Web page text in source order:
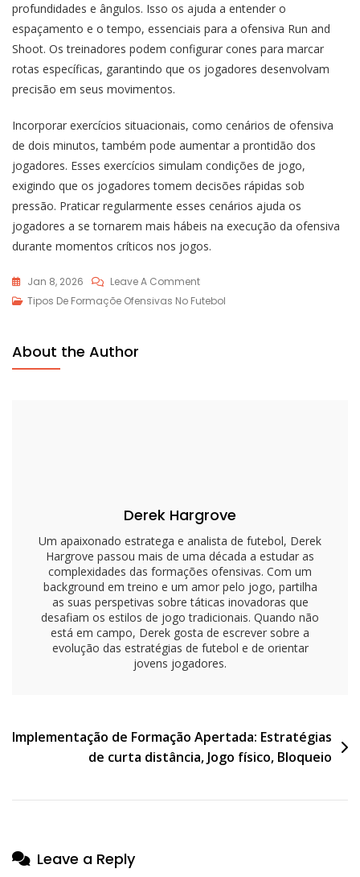
profundidades e ângulos. Isso os ajuda a entender o
espaçamento e o tempo, essenciais para a ofensiva Run and
Shoot. Os treinadores podem configurar cones para marcar
rotas específicas, garantindo que os jogadores desenvolvam
precisão em seus movimentos.
Incorporar exercícios situacionais, como cenários de ofensiva
de dois minutos, também pode aumentar a prontidão dos
jogadores. Esses exercícios simulam condições de jogo,
exigindo que os jogadores tomem decisões rápidas sob
pressão. Praticar regularmente esses cenários ajuda os
jogadores a se tornarem mais hábeis na execução da ofensiva
durante momentos críticos nos jogos.
Jan 8, 2026 Leave A CommentOn
Correr
Tipos De Formaçõe Ofensivas No Futebol
About the Author
Derek Hargrove
Um apaixonado estratega e analista de futebol, Derek
Hargrove passou mais de uma década a estudar as
complexidades das formações ofensivas. Com um
background em treino e um amor pelo jogo, partilha
as suas perspetivas sobre táticas inovadoras que
desafiam os estilos de jogo tradicionais. Quando não
está em campo, Derek gosta de escrever sobre a
evolução das estratégias de futebol e de orientar
jovens jogadores.
Post
navigation
Implementação de Formação Apertada: Estratégias
de curta distância, Jogo físico, Bloqueio
Leave a Reply